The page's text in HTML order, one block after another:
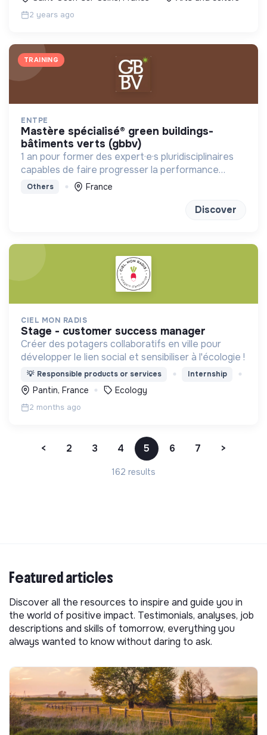
2 years ago
TRAINING
ENTPE
mastère spécialisé® green buildings-
bâtiments verts (gbbv)
1 an pour former des expert·e·s pluridisciplinaires
capables de faire progresser la performance
globale des constructions
Others France
Discover
CIEL MON RADIS
stage - customer success manager
Créer des potagers collaboratifs en ville pour
développer le lien social et sensibiliser à l'écologie !
💡 Responsible products or services Internship
Pantin, France Ecology
2 months ago
< 2 3 4 5 6 7 >
162 results
Featured articles
Discover all the resources to inspire and guide you in
the world of positive impact. Testimonials, analyses, job
descriptions and skills of tomorrow, everything you
always wanted to know without daring to ask.